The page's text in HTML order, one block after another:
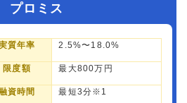
プロミス
質年率 2.5%〜18.0%
限度額 最大800万円
資時間 最短3分※1